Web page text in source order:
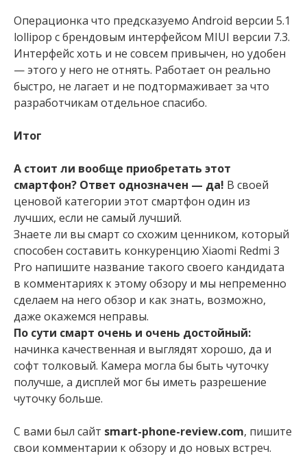
Операционка что предсказуемо Аndroid версии 5.1
lollipop с брендовым интерфейсом MIUI версии 7.3.
Интерфейс хоть и не совсем привычен, но удобен
— этого у него не отнять. Работает он реально
быстро, не лагает и не подтормаживает за что
разработчикам отдельное спасибо.
Итог
А стоит ли вообще приобретать этот
смартфон? Ответ однозначен — да! В своей
ценовой категории этот смартфон один из
лучших, если не самый лучший.
Знаете ли вы смарт со схожим ценником, который
способен составить конкуренцию Xiaomi Redmi 3
Pro напишите название такого своего кандидата
в комментариях к этому обзору и мы непременно
сделаем на него обзор и как знать, возможно,
даже окажемся неправы.
По сути смарт очень и очень достойный:
начинка качественная и выглядят хорошо, да и
софт толковый. Камера могла бы быть чуточку
получше, а дисплей мог бы иметь разрешение
чуточку больше.
С вами был сайт smart-phone-review.com, пишите
свои комментарии к обзору и до новых встреч.